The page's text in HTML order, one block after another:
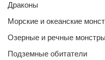
Драконы
Морские и океанские
Озерные и речные монстры
Подземные обитатели